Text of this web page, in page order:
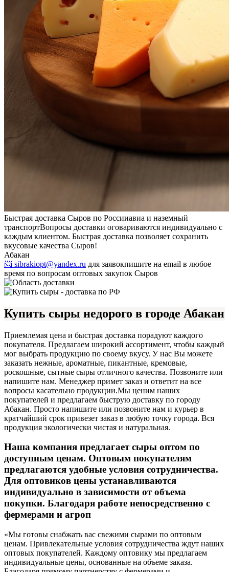
Быстрая доставка Сыров по Россииавиа и наземный
транспортВопросы доставки оговариваются индивидуально с
каждым клиентом. Быстрая доставка позволяет сохранить
вкусовые качества Сыров!
Абакан
📨 sibrakiopt@yandex.ru для заявокпишите на email в любое
время по вопросам оптовых закупок Сыров
Купить сыры недорого в городе Абакан
Приемлемая цена и быстрая доставка порадуют каждого
покупателя. Предлагаем широкий ассортимент, чтобы каждый
мог выбрать продукцию по своему вкусу. У нас Вы можете
заказать нежные, ароматные, пикантные, кремовые,
роскошные, сытные сыры отличного качества. Позвоните или
напишите нам. Менеджер примет заказ и ответит на все
вопросы касательно продукции.Мы ценим наших
покупателей и предлагаем быструю доставку по городу
Абакан. Просто напишите или позвоните нам и курьер в
кратчайший срок привезет заказ в любую точку города. Вся
продукция экологически чистая и натуральная.
Наша компания предлагает сыры оптом по
доступным ценам. Оптовым покупателям
предлагаются удобные условия сотрудничества.
Для оптовиков цены устанавливаются
индивидуально в зависимости от объема
покупки. Благодаря работе непосредственно с
фермерами и агроп
«Мы готовы снабжать вас свежими сырами по оптовым
ценам. Привлекательные условия сотрудничества ждут наших
оптовых покупателей. Каждому оптовику мы предлагаем
индивидуальные цены, основанные на объеме заказа.